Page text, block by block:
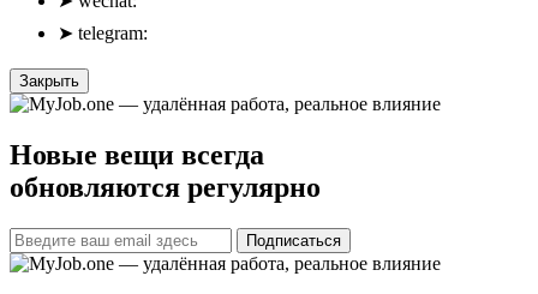
➤ telegram:
Закрыть
Новые вещи всегда
обновляются регулярно
Подписаться